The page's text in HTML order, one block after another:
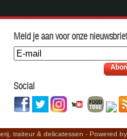
Meld je aan voor onze
Social
traiteur & delicatessen - Powered